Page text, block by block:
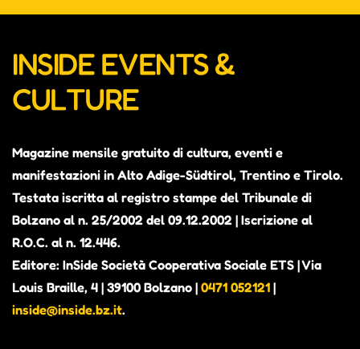
INSIDE EVENTS &
CULTURE
Magazine mensile gratuito di cultura, eventi e
manifestazioni in Alto Adige-Südtirol, Trentino e Tirolo.
Testata iscritta al registro stampe del Tribunale di
Bolzano al n. 25/2002 del 09.12.2002 | Iscrizione al
R.O.C. al n. 12.446.
Editore: InSide Società Cooperativa Sociale ETS | Via
Louis Braille, 4 | 39100 Bolzano | 0471 052121 |
inside@inside.bz.it.